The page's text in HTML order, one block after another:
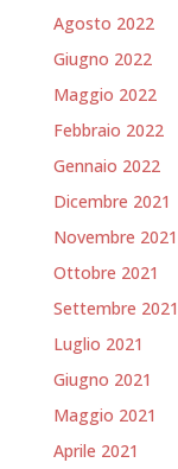
Agosto 2022
Giugno 2022
Maggio 2022
Febbraio 2022
Gennaio 2022
Dicembre 2021
Novembre 2021
Ottobre 2021
Settembre 2021
Luglio 2021
Giugno 2021
Maggio 2021
Aprile 2021